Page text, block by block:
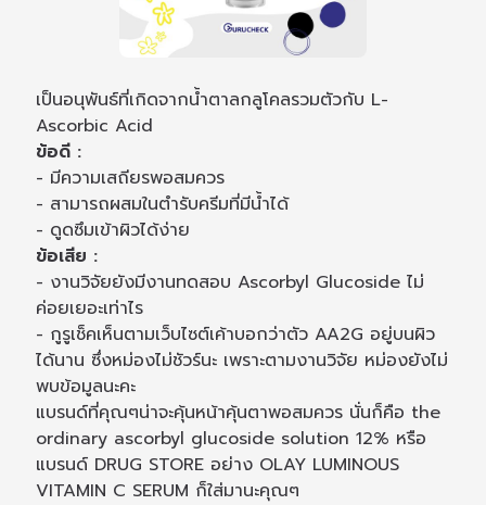
เป็นอนุพันธ์ที่เกิดจากน้ำตาลกลูโคลรวมตัวกับ L-
Ascorbic Acid
ข้อดี :
- มีความเสถียรพอสมควร
- สามารถผสมในตำรับครีมที่มีน้ำได้
- ดูดซึมเข้าผิวได้ง่าย
ข้อเสีย :
- งานวิจัยยังมีงานทดสอบ Ascorbyl Glucoside ไม่
ค่อยเยอะเท่าไร
- กูรูเช็คเห็นตามเว็บไซต์เค้าบอกว่าตัว AA2G อยู่บนผิว
ได้นาน ซึ่งหม่องไม่ชัวร์นะ เพราะตามงานวิจัย หม่องยังไม่
พบข้อมูลนะคะ
แบรนด์ที่คุณๆน่าจะคุ้นหน้าคุ้นตาพอสมควร นั่นก็คือ the
ordinary ascorbyl glucoside solution 12% หรือ
แบรนด์ DRUG STORE อย่าง OLAY LUMINOUS
VITAMIN C SERUM ก็ใส่มานะคุณๆ